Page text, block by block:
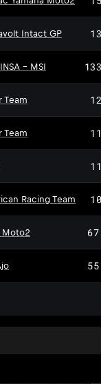
Intact GP
- MSI
Team
Team
Racing Team
Moto2